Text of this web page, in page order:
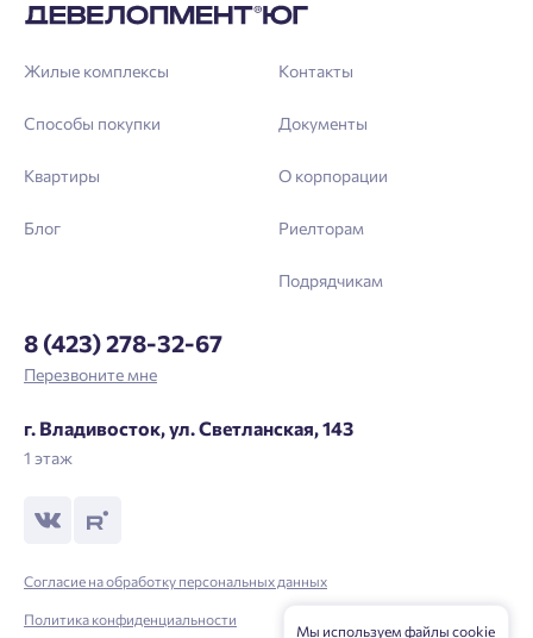
Жилые комплексы
Способы покупки
Квартиры
Блог
Контакты
Документы
О корпорации
Риелторам
Подрядчикам
8 (423) 278-32-67
Перезвоните мне
г. Владивосток, ул. Светланская, 143
1 этаж
Согласие на обработку персональных данных
Политика конфиденциальности
Мы используем файлы cookie
зарегистрироваться.
Нажимая кнопку «Отправить», вы даёте согласие на обработку
Выслать код повторно через 00:58.